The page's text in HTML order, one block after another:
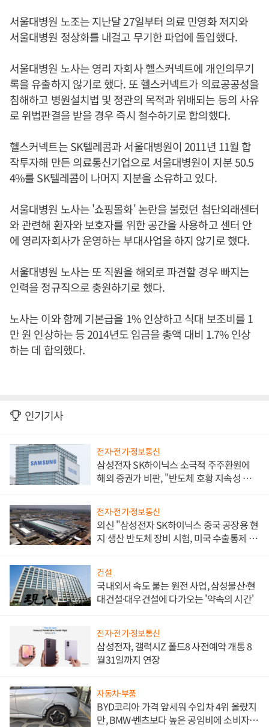
서울대병원 노조는 지난달 27일부터 의료 민영화 저지와
서울대병원 정상화를 내걸고 무기한 파업에 돌입했다.
서울대병원 노사는 영리 자회사 헬스커넥트에 개인의무기
록을 유출하지 않기로 했다. 또 헬스커넥트가 의료공공성을
침해하고 병원설치법 및 정관의 목적과 위배되는 등의 사유
로 위법판결을 받을 경우 즉시 철수하기로 합의했다.
헬스커넥트는 SK텔레콤과 서울대병원이 2011년 11월 합
작투자해 만든 의료통신기업으로 서울대병원이 지분 50.5
4%를 SK텔레콤이 나머지 지분을 소유하고 있다.
서울대병원 노사는 '쇼핑몰화' 논란을 불렀던 첨단외래센터
와 관련해 환자와 보호자를 위한 공간을 사용하고 센터 안
에 영리자회사가 운영하는 부대사업을 하지 않기로 했다.
서울대병원 노사는 또 직원을 해외로 파견할 경우 빠지는
인력을 정규직으로 충원하기로 했다.
노사는 이와 함께 기본급을 1% 인상하고 식대 보조비를 1
만 원 인상하는 등 2014년도 임금을 총액 대비 1.7% 인상
하는 데 합의했다.
인기기사
전자·전기·정보통신
삼성전자 SK하이닉스 소극적 주주환원에
해외 증권가 비판, "반도체 호황 지속성 의
전자·전기·정보통신
외신 "삼성전자 SK하이닉스 중국 공장용 현
지 생산 반도체 장비 시험, 미국 수출통제 대
건설
국내외서 속도 붙는 원전 사업, 삼성물산·현
대건설·대우건설에 다가오는 '약속의 시간'
전자·전기·정보통신
삼성전자, 갤럭시Z 폴드8 사전예약 개통 8
월31일까지 연장
자동차·부품
BYD코리아 가격 앞세워 수입차 4위 올랐지
만, BMW·벤츠보다 높은 공임비에 소비자